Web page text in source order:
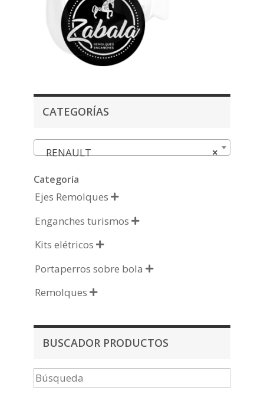
CATEGORÍAS
×
RENAULT
Categoría
Ejes Remolques 
Enganches turismos 
Kits elétricos 
Portaperros sobre bola 
Remolques 
BUSCADOR PRODUCTOS